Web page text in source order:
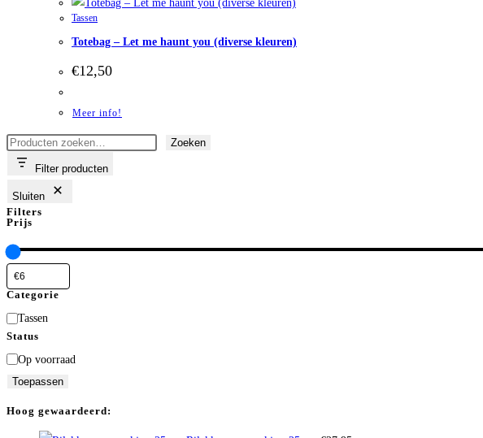
Tassen
Totebag – Let me haunt you (diverse kleuren)
€12,50
Meer info!
Zoeken Zoeken
Filter producten
Sluiten
Filters
Prijs
Categorie
Categorie
Tassen
Status
StatusOp voorraad
Toepassen
Hoog gewaardeerd: